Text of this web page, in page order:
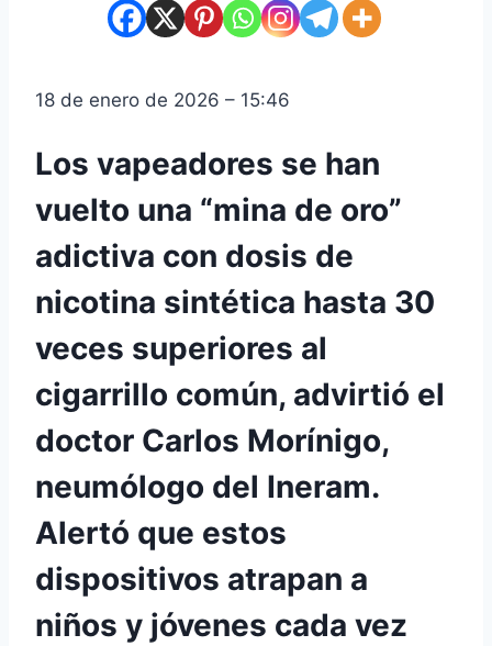
18 de enero de 2026 – 15:46
Los vapeadores se han
vuelto una “mina de oro”
adictiva con dosis de
nicotina sintética hasta 30
veces superiores al
cigarrillo común, advirtió el
doctor Carlos Morínigo,
neumólogo del Ineram.
Alertó que estos
dispositivos atrapan a
niños y jóvenes cada vez